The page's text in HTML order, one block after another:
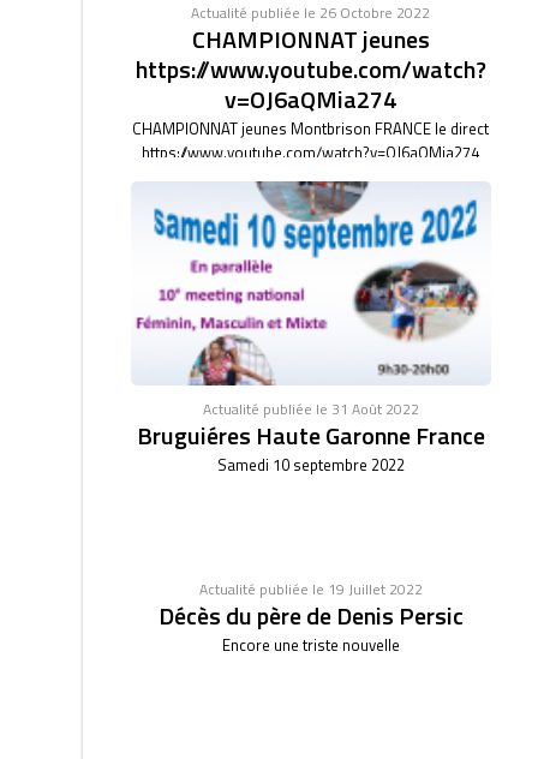
Actualité publiée le 26 Octobre 2022
CHAMPIONNAT jeunes
https://www.youtube.com/watch?
v=OJ6aQMia274
CHAMPIONNAT jeunes Montbrison FRANCE le direct
https://www.youtube.com/watch?v=OJ6aQMia274
Actualité publiée le 31 Août 2022
Bruguiéres Haute Garonne France
Samedi 10 septembre 2022
Actualité publiée le 19 Juillet 2022
Décès du père de Denis Persic
Encore une triste nouvelle